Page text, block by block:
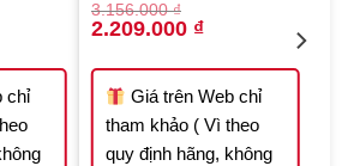
₫.
chỉ
3.156.000₫
Original
price
3.156.000 ₫.
2.209.000 ₫Current
2.209.000 ₫.
Giá trên Web chỉ
tham khảo ( Vì theo
quy định hãng, không